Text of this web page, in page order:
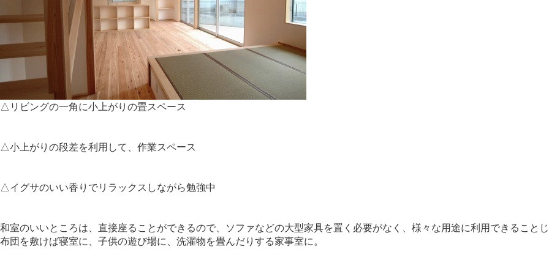
△リビングの一角に小上がりの畳スペース
△小上がりの段差を利用して、作業スペース
△イグサのいい香りでリラックスしながら勉強中
和室のいいところは、直接座ることができるので、ソファなどの大型家具を置く必要がなく、様々な用途に利用できることじ
布団を敷けば寝室に、子供の遊び場に、洗濯物を畳んだりする家事室に。